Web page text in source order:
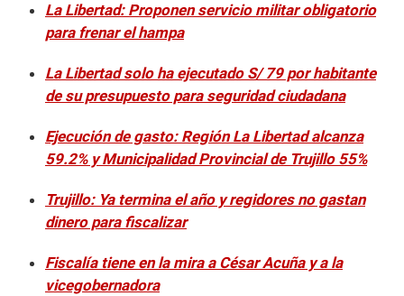
La Libertad: Proponen servicio militar obligatorio
para frenar el hampa
La Libertad solo ha ejecutado S/ 79 por habitante
de su presupuesto para seguridad ciudadana
Ejecución de gasto: Región La Libertad alcanza
59.2% y Municipalidad Provincial de Trujillo 55%
Trujillo: Ya termina el año y regidores no gastan
dinero para fiscalizar
Fiscalía tiene en la mira a César Acuña y a la
vicegobernadora